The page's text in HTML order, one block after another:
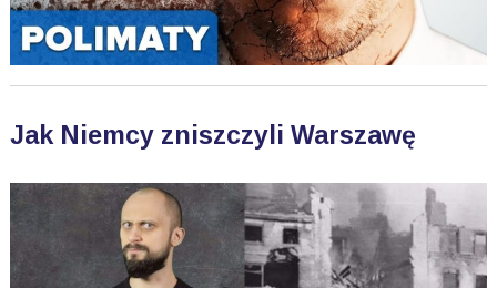
Jak Niemcy zniszczyli Warszawę